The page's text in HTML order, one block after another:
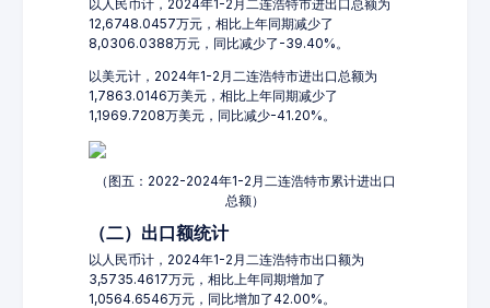
以人民币计，2024年1-2月二连浩特市进出口总额为
12,6748.0457万元，相比上年同期减少了
8,0306.0388万元，同比减少了-39.40%。
以美元计，2024年1-2月二连浩特市进出口总额为
1,7863.0146万美元，相比上年同期减少了
1,1969.7208万美元，同比减少-41.20%。
（图五：2022-2024年1-2月二连浩特市累计进出口
总额）
（二）出口额统计
以人民币计，2024年1-2月二连浩特市出口额为
3,5735.4617万元，相比上年同期增加了
1,0564.6546万元，同比增加了42.00%。